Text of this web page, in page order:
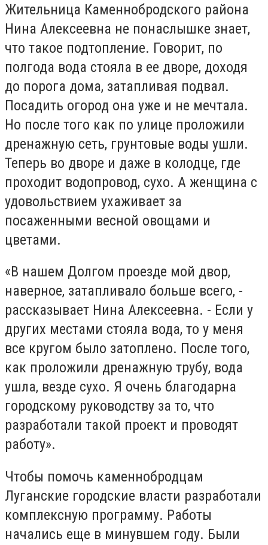
Жительница Каменнобродского района
Нина Алексеевна не понаслышке знает,
что такое подтопление. Говорит, по
полгода вода стояла в ее дворе, доходя
до порога дома, затапливая подвал.
Посадить огород она уже и не мечтала.
Но после того как по улице проложили
дренажную сеть, грунтовые воды ушли.
Теперь во дворе и даже в колодце, где
проходит водопровод, сухо. А женщина с
удовольствием ухаживает за
посаженными весной овощами и
цветами.
«В нашем Долгом проезде мой двор,
наверное, затапливало больше всего, -
рассказывает Нина Алексеевна. - Если у
других местами стояла вода, то у меня
все кругом было затоплено. После того,
как проложили дренажную трубу, вода
ушла, везде сухо. Я очень благодарна
городскому руководству за то, что
разработали такой проект и проводят
работу».
Чтобы помочь каменнобродцам
Луганские городские власти разработали
комплексную программу. Работы
начались еще в минувшем году. Были